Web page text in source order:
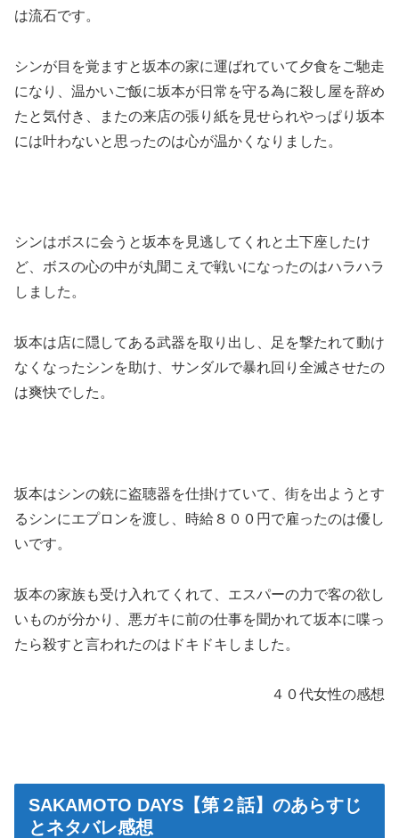
は流石です。
シンが目を覚ますと坂本の家に運ばれていて夕食をご馳走
になり、温かいご飯に坂本が日常を守る為に殺し屋を辞め
たと気付き、またの来店の張り紙を見せられやっぱり坂本
には叶わないと思ったのは心が温かくなりました。
シンはボスに会うと坂本を見逃してくれと土下座したけ
ど、ボスの心の中が丸聞こえで戦いになったのはハラハラ
しました。
坂本は店に隠してある武器を取り出し、足を撃たれて動け
なくなったシンを助け、サンダルで暴れ回り全滅させたの
は爽快でした。
坂本はシンの銃に盗聴器を仕掛けていて、街を出ようとす
るシンにエプロンを渡し、時給８００円で雇ったのは優し
いです。
坂本の家族も受け入れてくれて、エスパーの力で客の欲し
いものが分かり、悪ガキに前の仕事を聞かれて坂本に喋っ
たら殺すと言われたのはドキドキしました。
４０代女性の感想
SAKAMOTO DAYS【第２話】のあらすじ
とネタバレ感想